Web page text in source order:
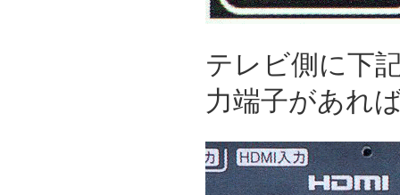
テレビ側に下
力端子があれ